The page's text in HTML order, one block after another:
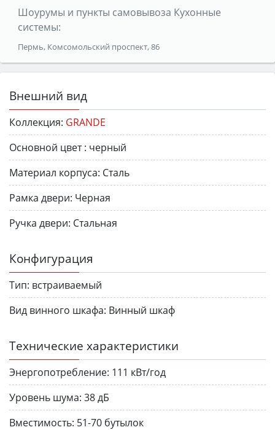
Шоурумы и пункты самовывоза Кухонные
системы:
Пермь, Комсомольский проспект, 86
Внешний вид
Коллекция: GRANDE
Основной цвет : черный
Материал корпуса: Сталь
Рамка двери: Черная
Ручка двери: Стальная
Конфигурация
Тип: встраиваемый
Вид винного шкафа: Винный шкаф
Технические характеристики
Энергопотребление: 111 кВт/год
Уровень шума: 38 дБ
Вместимость: 51-70 бутылок